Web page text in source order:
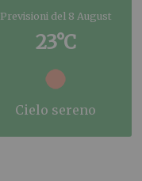
Previsioni del 8 August
23°C
cielo sereno